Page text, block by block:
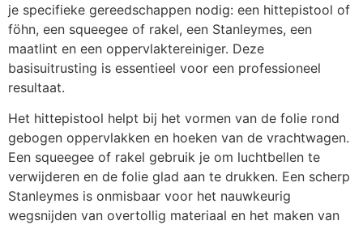
je specifieke gereedschappen nodig: een hittepistool of
föhn, een squeegee of rakel, een Stanleymes, een
maatlint en een oppervlaktereiniger. Deze
basisuitrusting is essentieel voor een professioneel
resultaat.
Het hittepistool helpt bij het vormen van de folie rond
gebogen oppervlakken en hoeken van de vrachtwagen.
Een squeegee of rakel gebruik je om luchtbellen te
verwijderen en de folie glad aan te drukken. Een scherp
Stanleymes is onmisbaar voor het nauwkeurig
wegsnijden van overtollig materiaal en het maken van